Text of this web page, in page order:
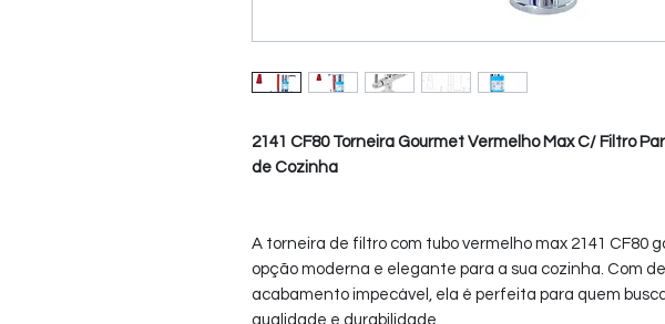
2141 CF80 Torneira Gourmet Vermelho Max C/ Filtro
de Cozinha
A torneira de filtro com tubo vermelho max 2141 CF80
opção moderna e elegante para a sua cozinha. Com
acabamento impecável, ela é perfeita para quem
qualidade e durabilidade.